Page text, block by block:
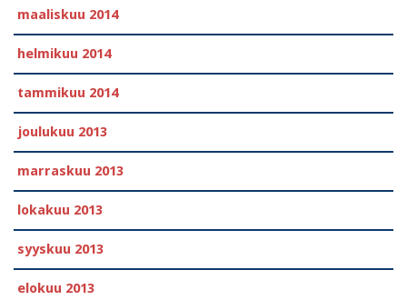
maaliskuu 2014
helmikuu 2014
tammikuu 2014
joulukuu 2013
marraskuu 2013
lokakuu 2013
syyskuu 2013
elokuu 2013